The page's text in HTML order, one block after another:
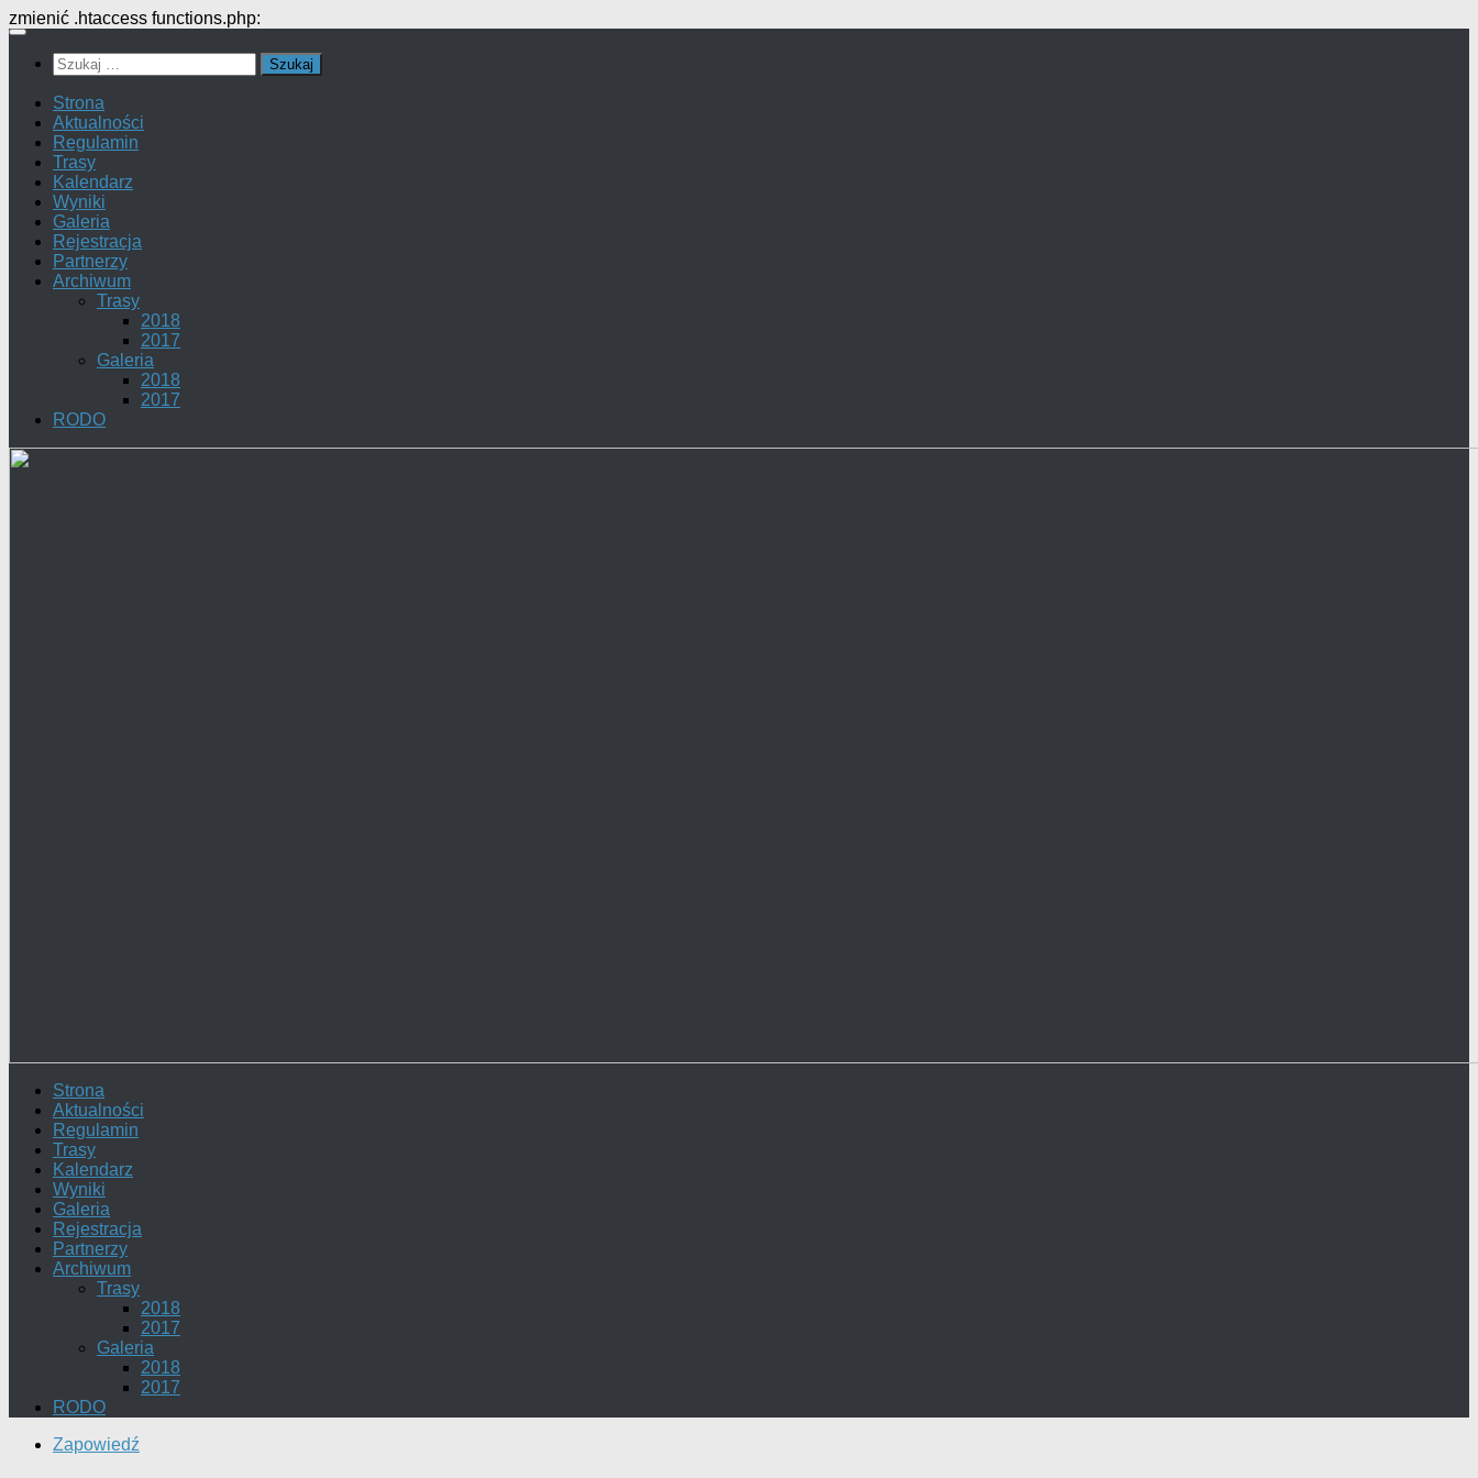
zmienić .htaccess functions.php:
Przejdź
Szukaj:
Strona
Aktualności
Regulamin
Trasy
Kalendarz
Wyniki
Galeria
Rejestracja
Partnerzy
Archiwum
Trasy
2018
2017
Galeria
2018
2017
RODO
Strona
Aktualności
Regulamin
Trasy
Kalendarz
Wyniki
Galeria
Rejestracja
Partnerzy
Archiwum
Trasy
2018
2017
Galeria
2018
2017
RODO
Zapowiedź